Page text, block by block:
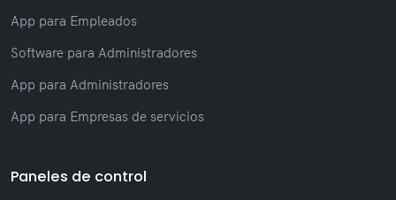
App para Empleados
Software para Administradores
App para Administradores
App para Empresas de servicios
Paneles de control